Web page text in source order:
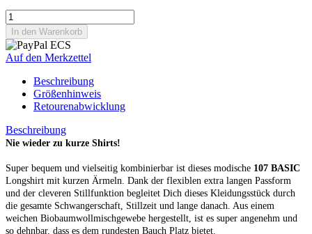
Auf den Merkzettel
Beschreibung
Größenhinweis
Retourenabwicklung
Beschreibung
Nie wieder zu kurze Shirts!
Super bequem und vielseitig kombinierbar ist dieses modische 107 BASIC
Longshirt mit kurzen Ärmeln. Dank der flexiblen extra langen Passform
und der cleveren Stillfunktion begleitet Dich dieses Kleidungsstück durch
die gesamte Schwangerschaft, Stillzeit und lange danach. Aus einem
weichen Biobaumwollmischgewebe hergestellt, ist es super angenehm und
so dehnbar, dass es dem rundesten Bauch Platz bietet.